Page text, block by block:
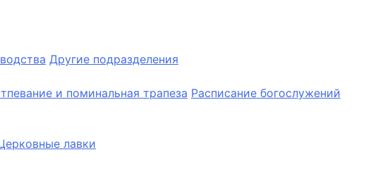
Другие подразделения
и поминальная трапеза Расписание богослужений
лавки